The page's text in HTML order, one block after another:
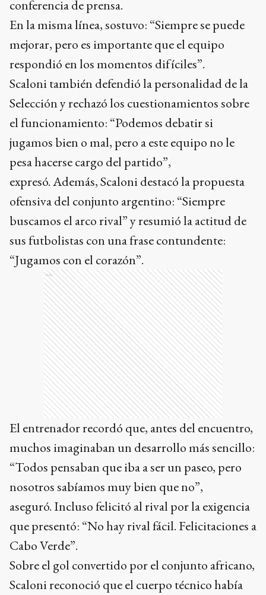
conferencia de prensa.
En la misma línea, sostuvo: “Siempre se puede
mejorar, pero es importante que el equipo
respondió en los momentos difíciles”.
Scaloni también defendió la personalidad de la
Selección y rechazó los cuestionamientos sobre
el funcionamiento: “Podemos debatir si
jugamos bien o mal, pero a este equipo no le
pesa hacerse cargo del partido”,
expresó. Además, Scaloni destacó la propuesta
ofensiva del conjunto argentino: “Siempre
buscamos el arco rival” y resumió la actitud de
sus futbolistas con una frase contundente:
“Jugamos con el corazón”.
Ads
El entrenador recordó que, antes del encuentro,
muchos imaginaban un desarrollo más sencillo:
“Todos pensaban que iba a ser un paseo, pero
nosotros sabíamos muy bien que no”,
aseguró. Incluso felicitó al rival por la exigencia
que presentó: “No hay rival fácil. Felicitaciones a
Cabo Verde”.
Sobre el gol convertido por el conjunto africano,
Scaloni reconoció que el cuerpo técnico había